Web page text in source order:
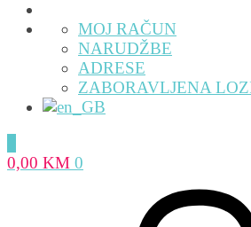
MOJ RAČUN
NARUDŽBE
ADRESE
ZABORAVLJENA
0,00 KM 0